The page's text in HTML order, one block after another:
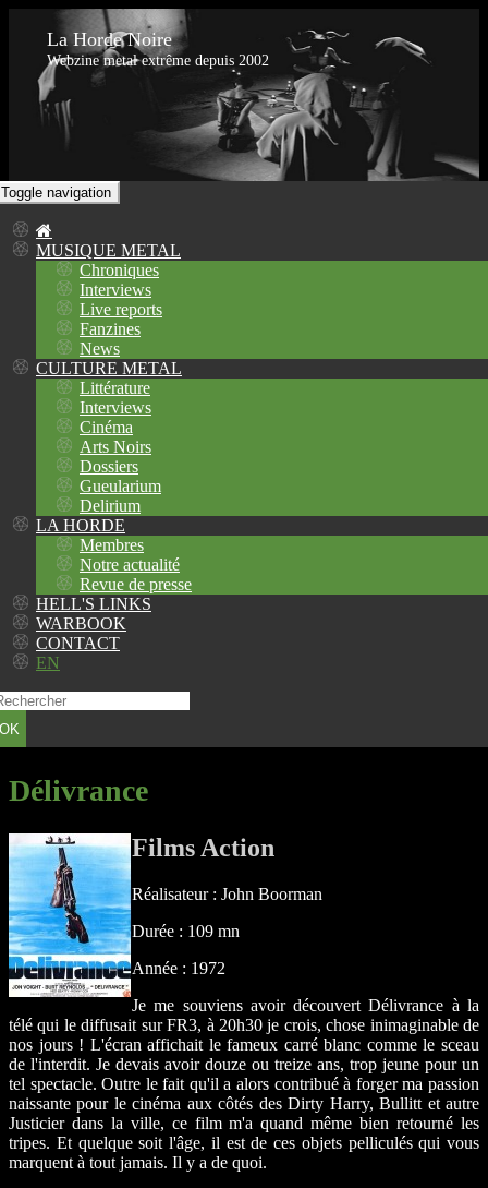
La Horde Noire
Webzine metal extrême depuis 2002
Toggle navigation
MUSIQUE METAL
Chroniques
Interviews
Live reports
Fanzines
News
CULTURE METAL
Littérature
Interviews
Cinéma
Arts Noirs
Dossiers
Gueularium
Delirium
LA HORDE
Membres
Notre actualité
Revue de presse
HELL'S LINKS
WARBOOK
CONTACT
EN
OK
Délivrance
Films Action
Réalisateur : John Boorman
Durée : 109 mn
Année : 1972
Je me souviens avoir découvert Délivrance à la
télé qui le diffusait sur FR3, à 20h30 je crois, chose inimaginable de
nos jours ! L'écran affichait le fameux carré blanc comme le sceau
de l'interdit. Je devais avoir douze ou treize ans, trop jeune pour un
tel spectacle. Outre le fait qu'il a alors contribué à forger ma passion
naissante pour le cinéma aux côtés des Dirty Harry, Bullitt et autre
Justicier dans la ville, ce film m'a quand même bien retourné les
tripes. Et quelque soit l'âge, il est de ces objets pelliculés qui vous
marquent à tout jamais. Il y a de quoi.